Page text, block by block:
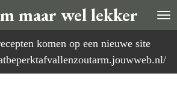
maar wel lekker
komen op een nieuwe site